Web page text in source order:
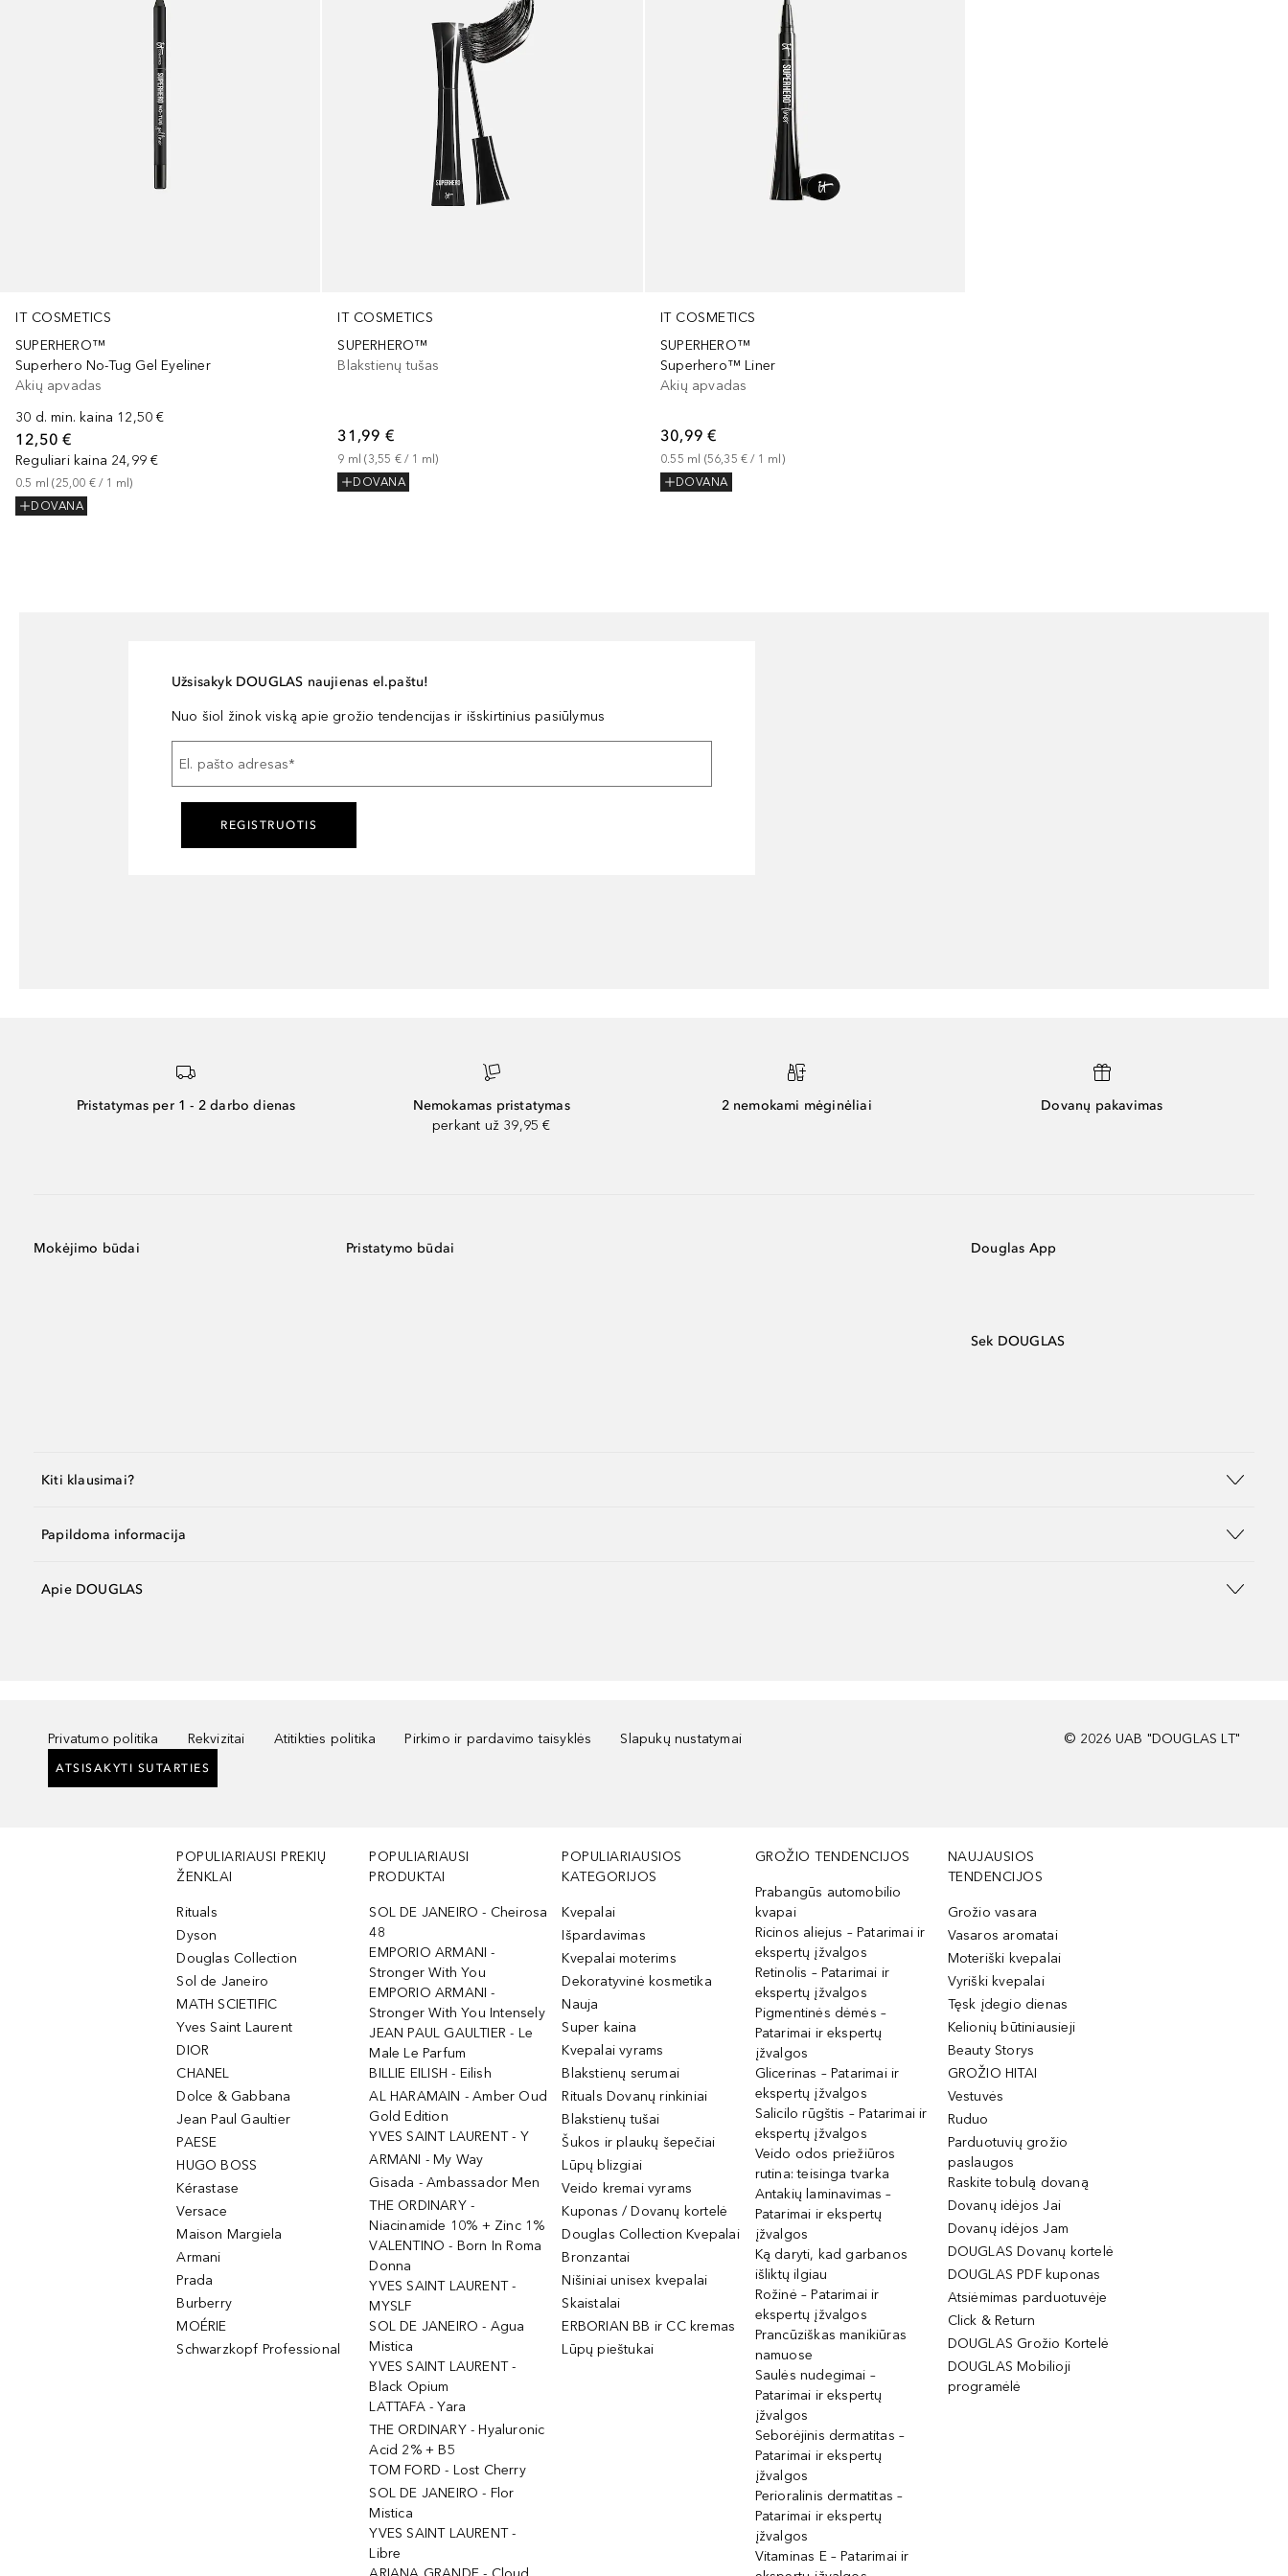
IT COSMETICS
SUPERHERO™
Superhero No-Tug Gel Eyeliner
Akių apvadas
30 d. min. kaina 12,50 €
12,50 €
Reguliari kaina 24,99 €
0.5 ml (25,00 € / 1 ml)
DOVANA
IT COSMETICS
SUPERHERO™
Blakstienų tušas
31,99 €
9 ml (3,55 € / 1 ml)
DOVANA
IT COSMETICS
SUPERHERO™
Superhero™ Liner
Akių apvadas
30,99 €
0.55 ml (56,35 € / 1 ml )
DOVANA
Užsisakyk DOUGLAS naujienas el.paštu!
Nuo šiol žinok viską apie grožio tendencijas ir išskirtinius pasiūlymus
El. pašto adresas*
REGISTRUOTIS
Pristatymas per 1 - 2 darbo dienas
Nemokamas pristatymas
perkant už 39,95 €
2 nemokami mėginėliai Dovanų pakavimas
Mokėjimo būdai Pristatymo būdai Douglas App
Sek DOUGLAS
Kiti klausimai?
Papildoma informacija
Apie DOUGLAS
Privatumo politika Rekvizitai Atitikties politika Pirkimo ir pardavimo taisyklės Slapukų nustatymai
ATSISAKYTI SUTARTIES
© 2026 UAB "DOUGLAS LT"
POPULIARIAUSI PREKIŲ
ŽENKLAI
Rituals
Dyson
Douglas Collection
Sol de Janeiro
MATH SCIETIFIC
Yves Saint Laurent
DIOR
CHANEL
Dolce & Gabbana
Jean Paul Gaultier
PAESE
HUGO BOSS
Kérastase
Versace
Maison Margiela
Armani
Prada
Burberry
MOÉRIE
Schwarzkopf Professional
POPULIARIAUSI
PRODUKTAI
SOL DE JANEIRO - Cheirosa
48
EMPORIO ARMANI -
Stronger With You
EMPORIO ARMANI -
Stronger With You Intensely
JEAN PAUL GAULTIER - Le
Male Le Parfum
BILLIE EILISH - Eilish
AL HARAMAIN - Amber Oud
Gold Edition
YVES SAINT LAURENT - Y
ARMANI - My Way
Gisada - Ambassador Men
THE ORDINARY -
Niacinamide 10% + Zinc 1%
VALENTINO - Born In Roma
Donna
YVES SAINT LAURENT -
MYSLF
SOL DE JANEIRO - Agua
Mistica
YVES SAINT LAURENT -
Black Opium
LATTAFA - Yara
THE ORDINARY - Hyaluronic
Acid 2% + B5
TOM FORD - Lost Cherry
SOL DE JANEIRO - Flor
Mistica
YVES SAINT LAURENT -
Libre
POPULIARIAUSIOS
KATEGORIJOS
Kvepalai
Išpardavimas
Kvepalai moterims
Dekoratyvinė kosmetika
Nauja
Super kaina
Kvepalai vyrams
Blakstienų serumai
Rituals Dovanų rinkiniai
Blakstienų tušai
Šukos ir plaukų šepečiai
Lūpų blizgiai
Veido kremai vyrams
Kuponas / Dovanų kortelė
Douglas Collection Kvepalai
Bronzantai
Nišiniai unisex kvepalai
Skaistalai
ERBORIAN BB ir CC kremas
Lūpų pieštukai
GROŽIO TENDENCIJOS
Prabangūs automobilio
kvapai
Ricinos aliejus – Patarimai ir
ekspertų įžvalgos
Retinolis – Patarimai ir
ekspertų įžvalgos
Pigmentinės dėmės –
Patarimai ir ekspertų
įžvalgos
Glicerinas – Patarimai ir
ekspertų įžvalgos
Salicilo rūgštis – Patarimai ir
ekspertų įžvalgos
Veido odos priežiūros
rutina: teisinga tvarka
Antakių laminavimas –
Patarimai ir ekspertų
įžvalgos
Ką daryti, kad garbanos
išliktų ilgiau
Rožinė – Patarimai ir
ekspertų įžvalgos
Prancūziškas manikiūras
namuose
Saulės nudegimai –
Patarimai ir ekspertų
įžvalgos
Seborėjinis dermatitas –
Patarimai ir ekspertų
įžvalgos
Perioralinis dermatitas –
Patarimai ir ekspertų
įžvalgos
Vitaminas E – Patarimai ir
NAUJAUSIOS
TENDENCIJOS
Grožio vasara
Vasaros aromatai
Moteriški kvepalai
Vyriški kvepalai
Tęsk įdegio dienas
Kelionių būtiniausieji
Beauty Storys
GROŽIO HITAI
Vestuvės
Ruduo
Parduotuvių grožio
paslaugos
Raskite tobulą dovaną
Dovanų idėjos Jai
Dovanų idėjos Jam
DOUGLAS Dovanų kortelė
DOUGLAS PDF kuponas
Atsiėmimas parduotuvėje
Click & Return
DOUGLAS Grožio Kortelė
DOUGLAS Mobilioji
programėlė